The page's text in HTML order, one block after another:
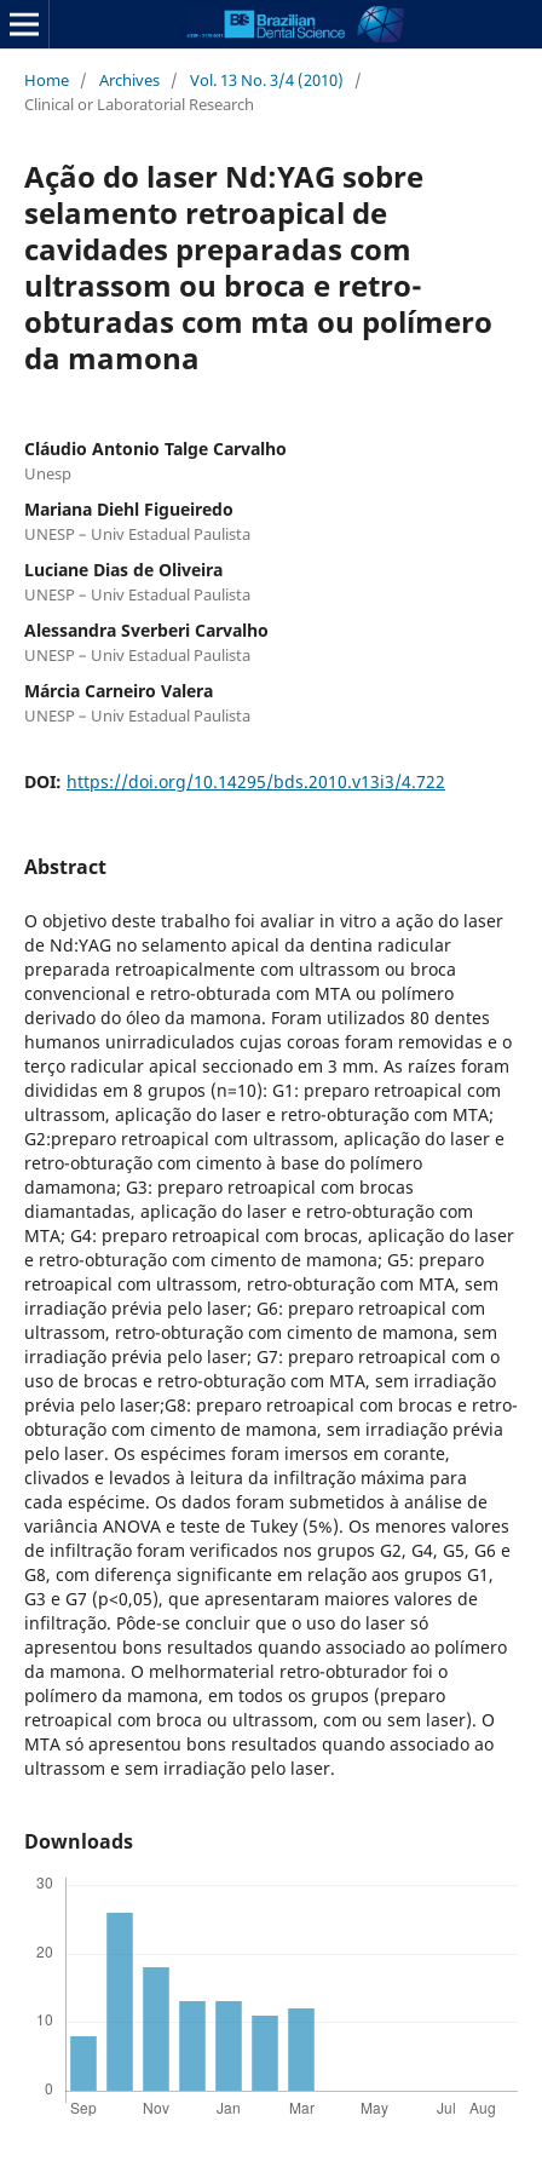
Home / Archives / Vol. 13 No. 3/4 (2010)
/
Clinical or Laboratorial Research
Ação do laser Nd:YAG sobre
selamento retroapical de
cavidades preparadas com
ultrassom ou broca e retro-
obturadas com mta ou polímero
da mamona
Cláudio Antonio Talge Carvalho
Unesp
Mariana Diehl Figueiredo
UNESP – Univ Estadual Paulista
Luciane Dias de Oliveira
UNESP – Univ Estadual Paulista
Alessandra Sverberi Carvalho
UNESP – Univ Estadual Paulista
Márcia Carneiro Valera
UNESP – Univ Estadual Paulista
DOI: https://doi.org/10.14295/bds.2010.v13i3/4.722
Abstract
O objetivo deste trabalho foi avaliar in vitro a ação do laser
de Nd:YAG no selamento apical da dentina radicular
preparada retroapicalmente com ultrassom ou broca
convencional e retro-obturada com MTA ou polímero
derivado do óleo da mamona. Foram utilizados 80 dentes
humanos unirradiculados cujas coroas foram removidas e o
terço radicular apical seccionado em 3 mm. As raízes foram
divididas em 8 grupos (n=10): G1: preparo retroapical com
ultrassom, aplicação do laser e retro-obturação com MTA;
G2:preparo retroapical com ultrassom, aplicação do laser e
retro-obturação com cimento à base do polímero
damamona; G3: preparo retroapical com brocas
diamantadas, aplicação do laser e retro-obturação com
MTA; G4: preparo retroapical com brocas, aplicação do laser
e retro-obturação com cimento de mamona; G5: preparo
retroapical com ultrassom, retro-obturação com MTA, sem
irradiação prévia pelo laser; G6: preparo retroapical com
ultrassom, retro-obturação com cimento de mamona, sem
irradiação prévia pelo laser; G7: preparo retroapical com o
uso de brocas e retro-obturação com MTA, sem irradiação
prévia pelo laser;G8: preparo retroapical com brocas e retro-
obturação com cimento de mamona, sem irradiação prévia
pelo laser. Os espécimes foram imersos em corante,
clivados e levados à leitura da infiltração máxima para
cada espécime. Os dados foram submetidos à análise de
variância ANOVA e teste de Tukey (5%). Os menores valores
de infiltração foram verificados nos grupos G2, G4, G5, G6 e
G8, com diferença significante em relação aos grupos G1,
G3 e G7 (p<0,05), que apresentaram maiores valores de
infiltração. Pôde-se concluir que o uso do laser só
apresentou bons resultados quando associado ao polímero
da mamona. O melhormaterial retro-obturador foi o
polímero da mamona, em todos os grupos (preparo
retroapical com broca ou ultrassom, com ou sem laser). O
MTA só apresentou bons resultados quando associado ao
ultrassom e sem irradiação pelo laser.
Downloads